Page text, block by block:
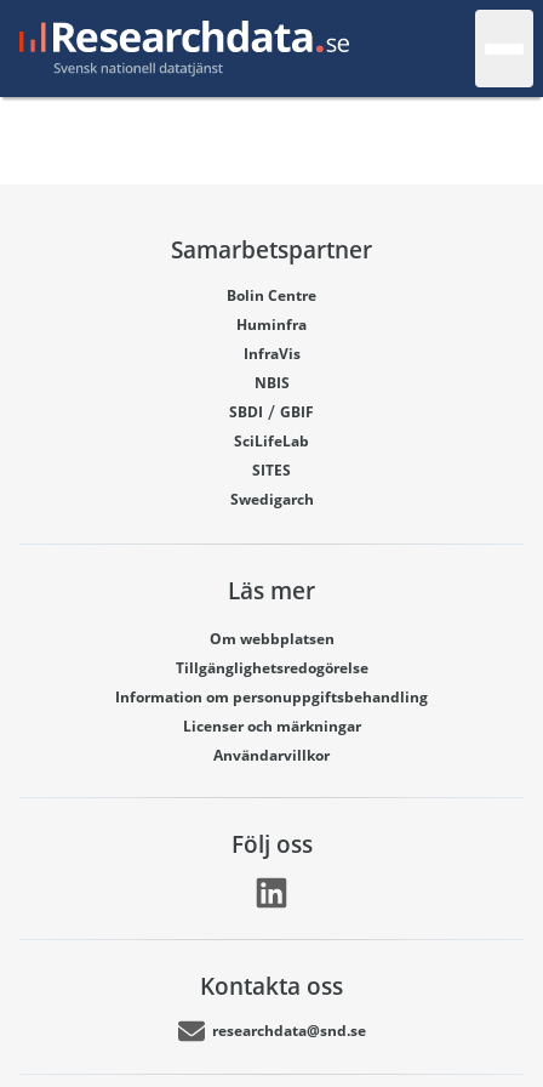
Samarbetspartner
Bolin Centre
Huminfra
InfraVis
NBIS
SBDI / GBIF
SciLifeLab
SITES
Swedigarch
Läs mer
Om webbplatsen
Tillgänglighetsredogörelse
Information om personuppgiftsbehandling
Licenser och märkningar
Användarvillkor
Följ oss
Kontakta oss
researchdata@snd.se